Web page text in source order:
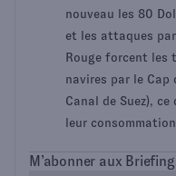
nouveau les 80
et les attaques
Rouge forcent les
navires par le Cap
Canal de Suez),
leur
M’abonner aux